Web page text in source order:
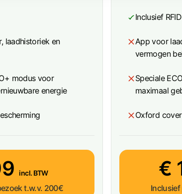
laadhistoriek en
modus voor
energie
incl. BTW
t.w.v. 200€
Inclusief
App voor
vermogen
Speciale
maximaal
Oxford
€